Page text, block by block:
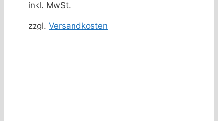
inkl. MwSt.
zzgl. Versandkosten